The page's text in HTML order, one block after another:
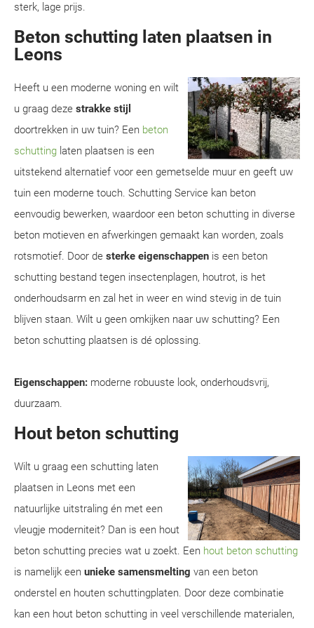
sterk, lage prijs.
Beton schutting laten plaatsen in
Leons
Heeft u een moderne woning en wilt
u graag deze strakke stijl
doortrekken in uw tuin? Een beton
schutting laten plaatsen is een
uitstekend alternatief voor een gemetselde muur en geeft uw
tuin een moderne touch. Schutting Service kan beton
eenvoudig bewerken, waardoor een beton schutting in diverse
beton motieven en afwerkingen gemaakt kan worden, zoals
rotsmotief. Door de sterke eigenschappen is een beton
schutting bestand tegen insectenplagen, houtrot, is het
onderhoudsarm en zal het in weer en wind stevig in de tuin
blijven staan. Wilt u geen omkijken naar uw schutting? Een
beton schutting plaatsen is dé oplossing.
Eigenschappen: moderne robuuste look, onderhoudsvrij,
duurzaam.
Hout beton schutting
Wilt u graag een schutting laten
plaatsen in Leons met een
natuurlijke uitstraling én met een
vleugje moderniteit? Dan is een hout
beton schutting precies wat u zoekt. Een hout beton schutting
is namelijk een unieke samensmelting van een beton
onderstel en houten schuttingplaten. Door deze combinatie
kan een hout beton schutting in veel verschillende materialen,